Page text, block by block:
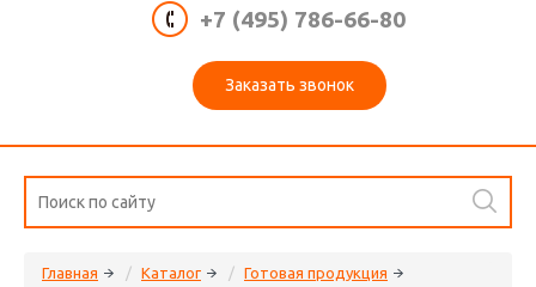
+7 (495) 786-66-80
Заказать звонок
Главная Каталог
Готовая продукция